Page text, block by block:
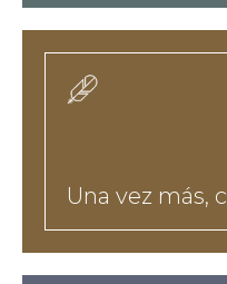
podcast-
a
a-
term-
Una vez más,